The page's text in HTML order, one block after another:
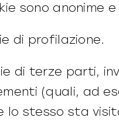
sono anonime
di profilazione.
di terze parti,
(quali, ad
lo stesso sta